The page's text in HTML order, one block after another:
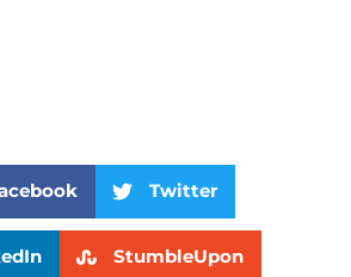
Twitter
StumbleUpon